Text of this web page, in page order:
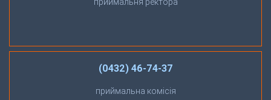
(0432) 46-74-37
приймальна комісія